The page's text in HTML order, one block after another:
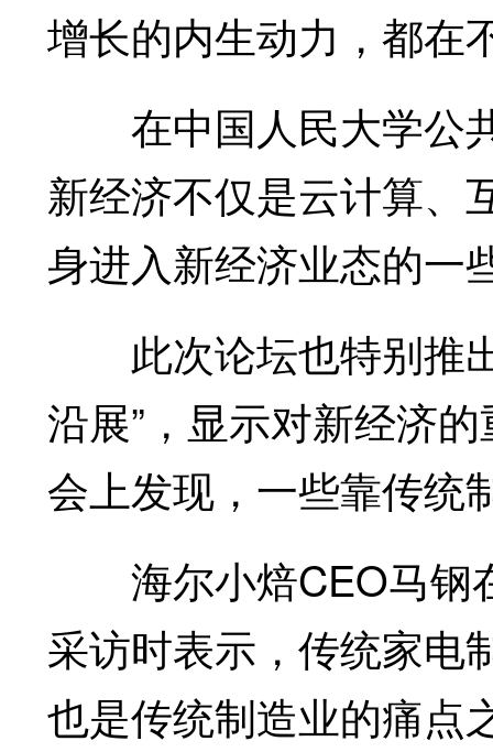
增长的内生动力，都在
在中国人民大学公
新经济不仅是云计算、
身进入新经济业态的一
此次论坛也特别推出
沿展”，显示对新经济
会上发现，一些靠传统
海尔小焙CEO马钢
采访时表示，传统家电
也是传统制造业的痛点